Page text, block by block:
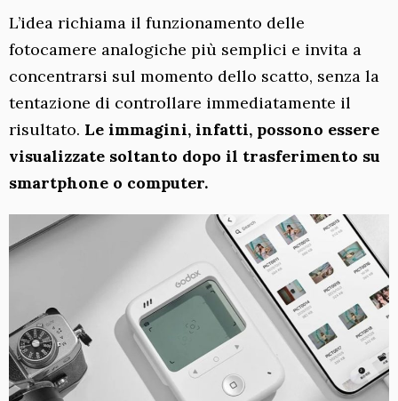
L’idea richiama il funzionamento delle
fotocamere analogiche più semplici e invita a
concentrarsi sul momento dello scatto, senza la
tentazione di controllare immediatamente il
risultato. Le immagini, infatti, possono essere
visualizzate soltanto dopo il trasferimento su
smartphone o computer.